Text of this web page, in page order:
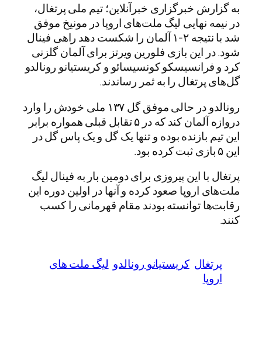
به گزارش خبرگزاری خبرآنلاین؛ تیم ملی پرتغال،
در نیمه نهایی لیگ ملت‌های اروپا در مونیخ موفق
شد با نتیجه ۲-۱ آلمان را شکست دهد راهی فینال
شود. در این بازی فلورین ویرتز برای آلمان گلزنی
کرد و فرانسیسکو کونسیسائو و کریستیانو رونالدو
گل‌های پرتغال را به ثمر رساندند.
رونالدو در حالی موفق گل ۱۳۷ ملی خودش را وارد
دروازه آلمان کند که در ۵ تقابل قبلی همواره برابر
این تیم بازنده بوده و تنها یک گل و یک پاس گل در
این ۵ بازی ثبت کرده بود.
پرتغال با این پیروزی برای دومین بار به فینال لیگ
ملت‌های اروپا صعود کرده و آنها در اولین دوره این
رقابت‌ها توانسته بودند مقام قهرمانی را کسب
کنند.
پرتغال کریستیانو رونالدو لیگ ملت های
اروپا